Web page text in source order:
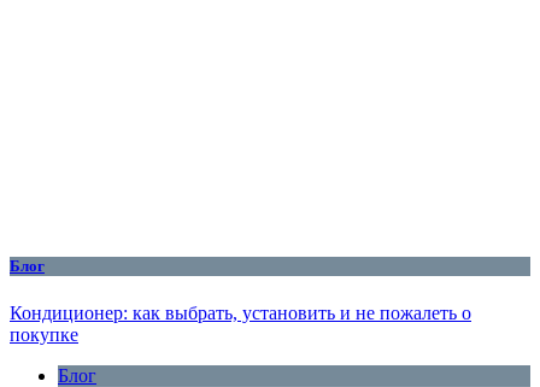
Блог
Кондиционер: как выбрать, установить и не пожалеть о
покупке
Блог